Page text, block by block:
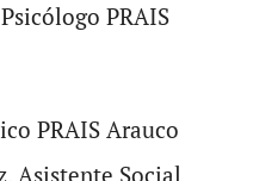
PRAIS
PRAIS Arauco
Asistente Social